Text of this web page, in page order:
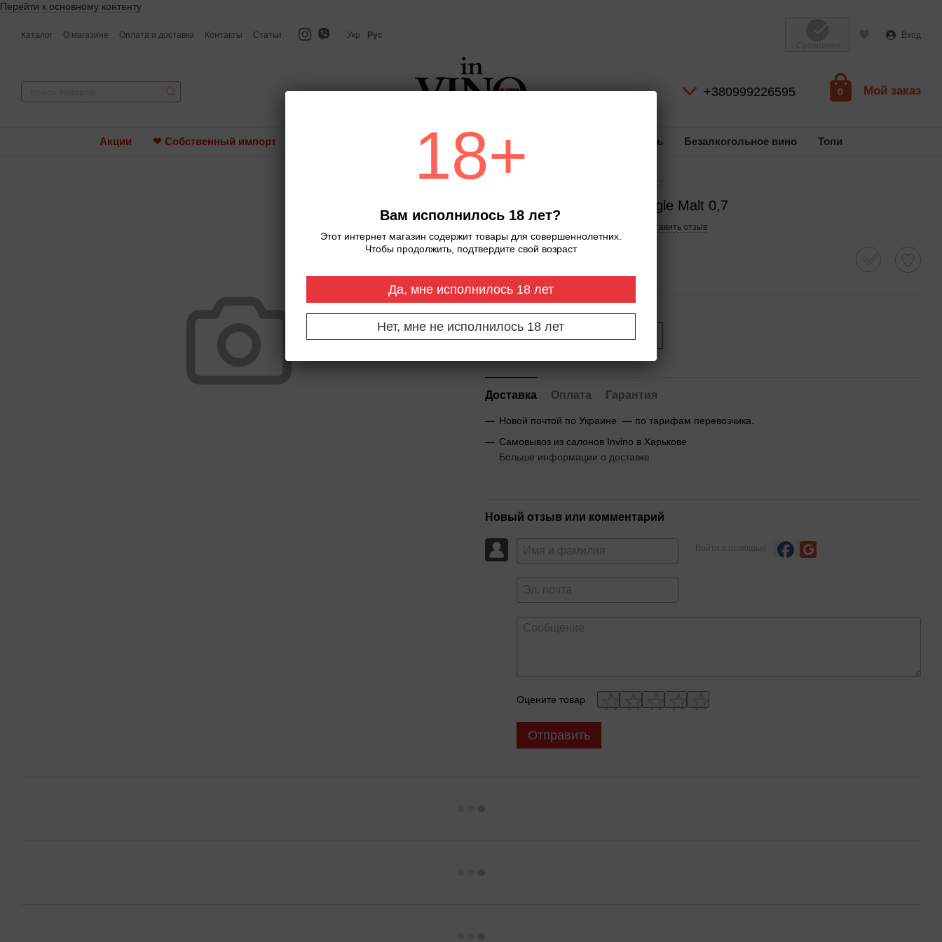
Перейти к основному контенту
Каталог О магазине Оплата и доставка Контакты Статьи Укр
Рус
Вход
+380999226595 0 Мой заказ
Акции ❤ Собственный импорт Игристое вино и шампанское Крепкий алкоголь Безалкогольное вино Топи
Виски.M&H.Sherry Cask Sigle Malt 0,7
Оставить отзыв
1 419 грн
Сообщить, когда появится
Доставка Оплата Гарантия
Новой почтой по Украине — по тарифам перевозчика.
Самовывоз из салонов Invino в Харькове
Больше информации о доставке
Новый отзыв или комментарий
Войти с помощью
Оцените товар
Отправить
18+
Вам исполнилось 18 лет?
Этот интернет магазин содержит товары для совершеннолетних.
Чтобы продолжить, подтвердите свой возраст
Да, мне исполнилось 18 лет
Нет, мне не исполнилось 18 лет